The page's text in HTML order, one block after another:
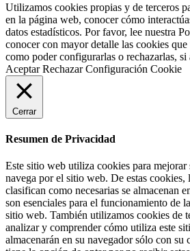
Utilizamos cookies propias y de terceros
en la página web, conocer cómo
datos estadísticos. Por favor, lee nuestra
conocer con mayor detalle las cookies
como poder configurarlas o rechazarlas, si
Aceptar Rechazar Configuración Cookie
Cerrar
Resumen de Privacidad
Este sitio web utiliza cookies para mejorar
navega por el sitio web. De estas cookies,
clasifican como necesarias se almacenan
son esenciales para el funcionamiento de
sitio web. También utilizamos cookies de
analizar y comprender cómo utiliza este
almacenarán en su navegador sólo con su